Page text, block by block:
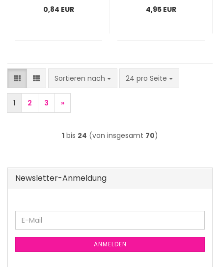
0,84 EUR 4,95 EUR
Sortieren nach
Sortieren nach 24 pro Seite
pro Seite
1 2 3 »
1 bis 24 (von insgesamt 70)
Newsletter-Anmeldung
E-
Mail
ANMELDEN